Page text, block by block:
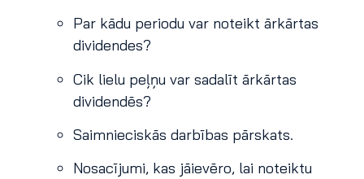
Par kādu periodu var noteikt ārkārtas
dividendes?
Cik lielu peļņu var sadalīt ārkārtas
dividendēs?
Saimnieciskās darbības pārskats.
Nosacījumi, kas jāievēro, lai noteiktu